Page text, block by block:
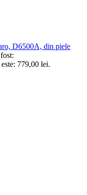
D6500A, din piele
779,00 lei.